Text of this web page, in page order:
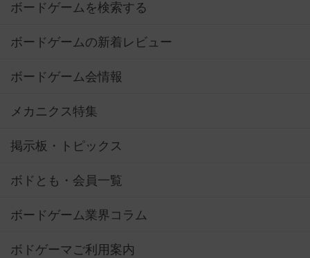
ボードゲームを検索する
ボードゲームの新着レビュー
ボードゲーム会情報
メカニクス特集
掲示板・トピックス
ボドとも・会員一覧
ボードゲーム業界コラム
ボドゲーマご利用案内